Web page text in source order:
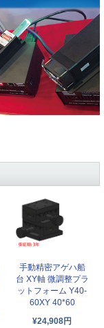
手動精密アゲハ船
台 XY軸 微調整プラ
ットフォーム Y40-
60XY 40*60
¥24,908円